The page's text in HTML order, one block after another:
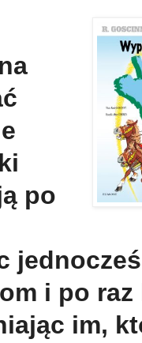
po
i po
im,